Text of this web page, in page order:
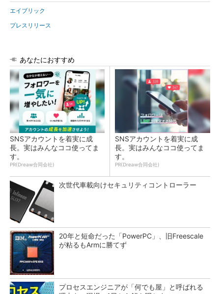
エイブリック
プレスリリース
あなたにおすすめ
SNSアカウントを着実に成
長。実はみんなココ使ってま
す。
PR(Dreaw合同会社)
SNSアカウントを着実に成
長。実はみんなココ使ってま
す。
PR(Dreaw合同会社)
次世代車載向けセキュリティコントローラー
20年と短命だった「PowerPC」、旧Freescale
が粘るもArmに勝てず
プロセスエンジニアが「何でも屋」と呼ばれる